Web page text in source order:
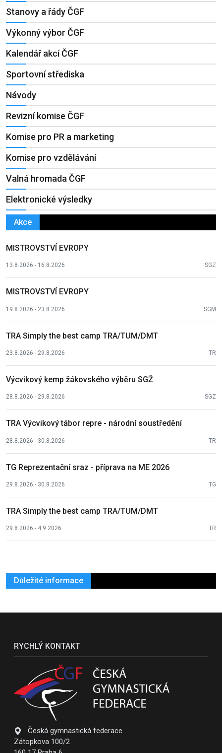
Stanovy a řády ČGF
Výkonný výbor ČGF
Kalendář akcí ČGF
Sportovní střediska
Návody
Revizní komise ČGF
Komise pro PR a marketing
Komise pro vzdělávání
Valná hromada ČGF
Elektronické výsledky
Akce
MISTROVSTVÍ EVROPY
13.8.2026 - 16.8.2026 SGZ
MISTROVSTVÍ EVROPY
19.8.2026 - 23.8.2026 SGM
TRA Simply the best camp TRA/TUM/DMT
23.8.2026 - 29.8.2026 TR
Výcvikový kemp žákovského výběru SGŽ
28.8.2026 - 29.8.2026 SGZ
TRA Výcvikový tábor repre - národní soustředění
28.8.2026 - 30.8.2026 TR
TG Reprezentační sraz - příprava na ME 2026
29.8.2026 - 30.8.2026 TG
TRA Simply the best camp TRA/TUM/DMT
29.8.2026 - 4.9.2026 TR
Důležité informace
RYCHLÝ KONTAKT
Česká gymnastická federace
Zátopkova 100/2